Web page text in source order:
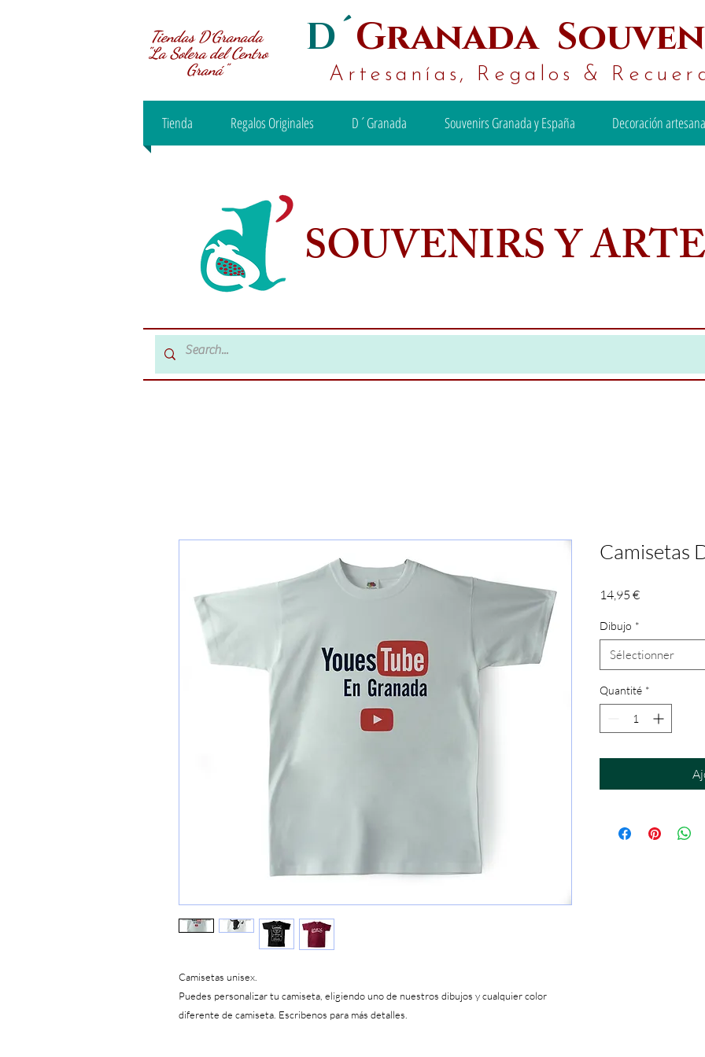
Tiendas D´Granada
"La Solera del Centro
Graná"
D´Granada
Artesanías, Regalos &
Tienda Regalos Originales D´Granada Souvenirs Granada y España Decoración
SOUVENIRS Y
Camisetas unisex.
Puedes personalizar tu camiseta, eligiendo uno de nuestros dibujos y cualquier color
diferente de camiseta. Escribenos para más detalles.
Camisetas
14,95 €Prix
Dibujo *
Sélectionner
Quantité *